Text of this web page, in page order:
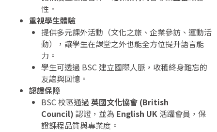
性。
重視學生體驗
提供多元課外活動（文化之旅、企業參訪、運動活
動），讓學生在課堂之外也能全方位提升語言能
力。
學生可透過 BSC 建立國際人脈，收穫終身難忘的
友誼與回憶。
認證保障
BSC 校區通過 英國文化協會 (British
Council) 認證，並為 English UK 活躍會員，保
證課程品質與專業度。